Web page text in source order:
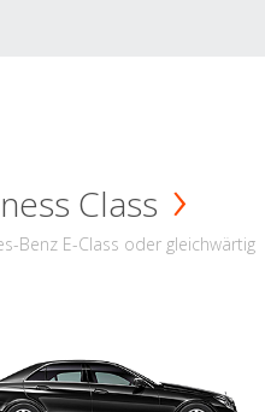
Class
Benz E-Class oder gleichwärtig